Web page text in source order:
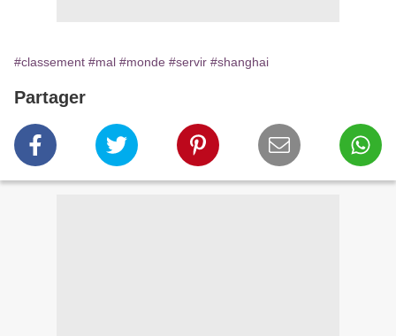
#classement #mal #monde #servir #shanghai
Partager